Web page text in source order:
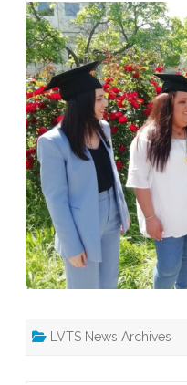
LVTS News Archives